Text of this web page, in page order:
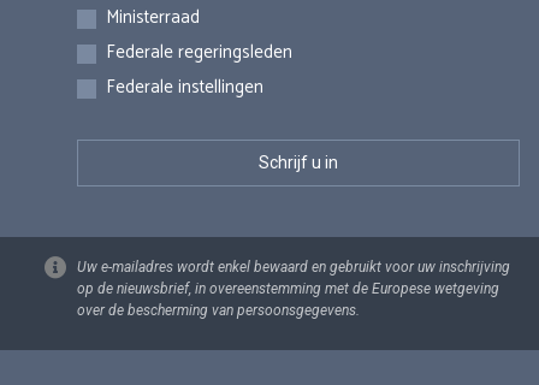
Inschrijvingen
Ministerraad
Federale regeringsleden
Federale instellingen
Uw e-mailadres wordt enkel bewaard en gebruikt voor uw inschrijving
op de nieuwsbrief, in overeenstemming met de Europese wetgeving
over de bescherming van persoonsgegevens.